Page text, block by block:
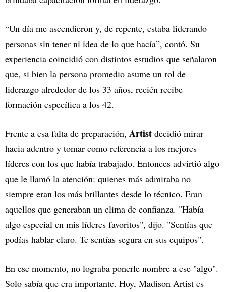
“Un día me ascendieron y, de repente, estaba liderando
personas sin tener ni idea de lo que hacía”, contó. Su
experiencia coincidió con distintos estudios que señalaron
que, si bien la persona promedio asume un rol de
liderazgo alrededor de los 33 años, recién recibe
formación específica a los 42.
Frente a esa falta de preparación, Artist decidió mirar
hacia adentro y tomar como referencia a los mejores
líderes con los que había trabajado. Entonces advirtió algo
que le llamó la atención: quienes más admiraba no
siempre eran los más brillantes desde lo técnico. Eran
aquellos que generaban un clima de confianza. "Había
algo especial en mis líderes favoritos", dijo. "Sentías que
podías hablar claro. Te sentías segura en sus equipos".
En ese momento, no lograba ponerle nombre a ese "algo".
Solo sabía que era importante. Hoy, Madison Artist es